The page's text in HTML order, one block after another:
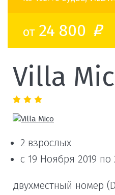
от24 800 o
Villa
2 взрослых
с 19 Ноября 2019 по
двухместный номер